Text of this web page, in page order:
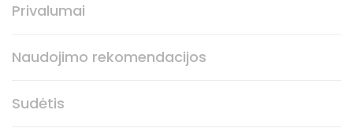
Privalumai
Naudojimo rekomendacijos
Sudėtis